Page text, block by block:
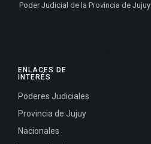
ENLACES DE
INTERÉS
Poderes Judiciales
Provincia de Jujuy
Nacionales
Poder Judicial de la Provincia de Jujuy